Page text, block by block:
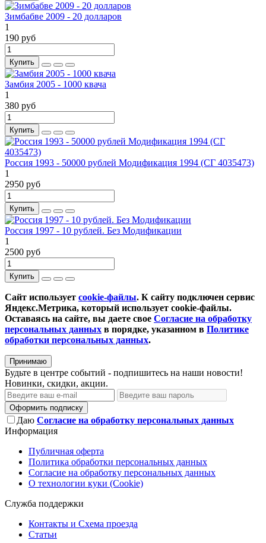
Зимбабве 2009 - 20 долларов
1
190 руб
Купить
Замбия 2005 - 1000 квача
1
380 руб
Купить
Россия 1993 - 50000 рублей Модификация 1994 (CГ 4035473)
1
2950 руб
Купить
Россия 1997 - 10 рублей. Без Модификации
1
2500 руб
Купить
Сайт использует cookie-файлы. К cайту подключен сервис
Яндекс.Метрика, который использует cookie-файлы.
Оставаясь на сайте, вы даете свое Согласие на обработку
персональных данных в порядке, указанном в Политике
обработки персональных данных.
Принимаю
Будьте в центре событий - подпишитесь на наши новости!
Новинки, скидки, акции.
Оформить подписку
Даю Согласие на обработку персональных данных
Информация
Публичная оферта
Политика обработки персональных данных
Согласие на обработку персональных данных
О технологии куки (Cookie)
Служба поддержки
Контакты и Схема проезда
Статьи